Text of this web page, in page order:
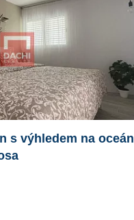
s výhledem na oceán